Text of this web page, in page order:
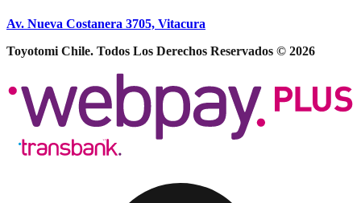
Av. Nueva Costanera 3705, Vitacura
Toyotomi Chile. Todos Los Derechos Reservados © 2026